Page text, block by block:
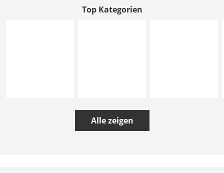
Top Kategorien
Alle zeigen